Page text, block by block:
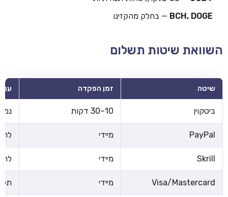
BCH, DOGE — בחלק מהקזינו
השוואת שיטות תשלום
שיטה זמן הפקדה
ביטקוין 10–30 דקות
PayPal מיידי
Skrill מיידי
Visa/Mastercard מיידי